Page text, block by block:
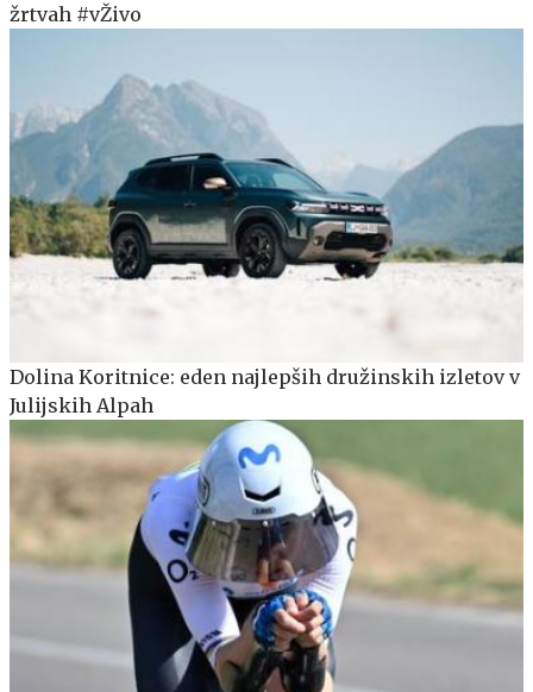
žrtvah #vŽivo
Dolina Koritnice: eden najlepših družinskih izletov v
Julijskih Alpah